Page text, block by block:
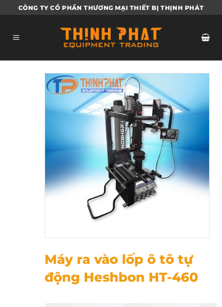
qua
dung
CÔNG TY CỔ PHẦN THƯƠNG MẠI THIẾT BỊ THỊNH PHÁT
Máy ra vào lốp ô tô tự
động Heshbon HT-460